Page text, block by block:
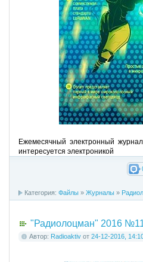
Ежемесячный электронный
интересуется электроникой
Категория: Файлы » Журналы »
"Радиолоцман" 2016
Автор: Radioaktiv от 24-12-2016,